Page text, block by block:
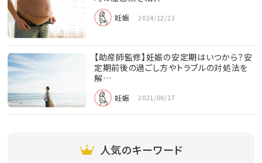
妊娠 2024/12/23
【助産師監修】妊娠の安定期はいつから？安
定期前後の過ごし方やトラブルの対処法を
解…
妊娠 2021/09/17
人気のキーワード